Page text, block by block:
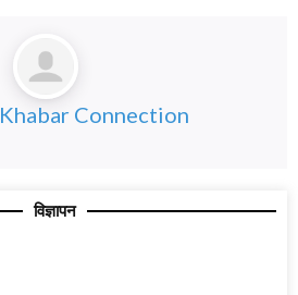
Khabar Connection
विज्ञापन